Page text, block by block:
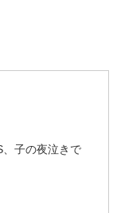
子の夜泣きで